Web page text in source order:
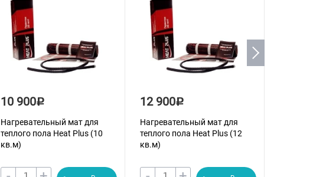
10 900Р
Нагревательный мат для
теплого пола Heat Plus (10
кв.м)
12 900Р
Нагревательный мат для
теплого пола Heat Plus (12
кв.м)